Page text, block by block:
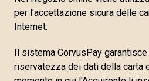
per l'accettazione sicura delle
Internet.
Il sistema CorvusPay
riservatezza dei dati della carta